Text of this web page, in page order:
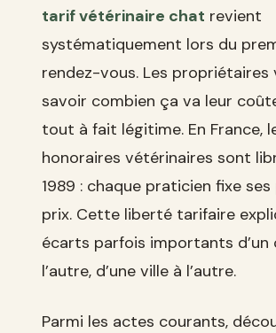
tarif vétérinaire chat revient
systématiquement lors du
rendez-vous. Les propriétaires
savoir combien ça va leur
tout à fait légitime. En France,
honoraires vétérinaires sont
1989 : chaque praticien fixe
prix. Cette liberté tarifaire
écarts parfois importants d’un
l’autre, d’une ville à l’autre.
Parmi les actes courants,